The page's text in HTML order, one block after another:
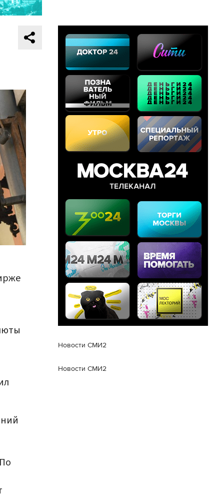
Новости СМИ2
Новости СМИ2